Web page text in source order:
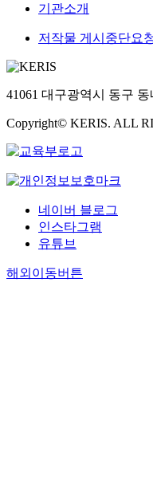
기관소개
저작물 게시중단요
41061 대구광역시 동구
Copyright© KERIS. ALL
네이버 블로그
인스타그램
유튜브
해외이동버튼